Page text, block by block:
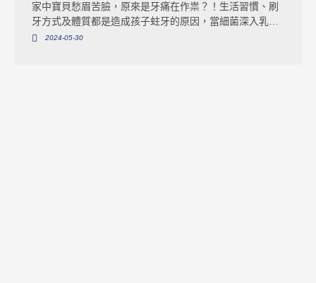
家中寶貝愁眉苦臉，原來是牙痛在作祟？！生活習慣、刷
牙方式及體質都是造成孩子蛀牙的原因，當細菌深入乳牙
牙髓時，做根管治療就有其必要性。而小孩根管治療會痛
2024-05-30